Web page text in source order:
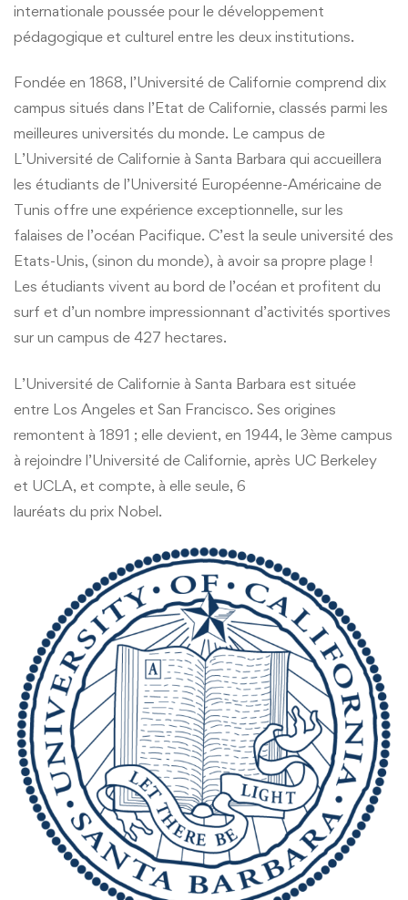
internationale poussée pour le développement
pédagogique et culturel entre les deux institutions.
Fondée en 1868, l’Université de Californie comprend dix
campus situés dans l’Etat de Californie, classés parmi les
meilleures universités du monde. Le campus de
L’Université de Californie à Santa Barbara qui accueillera
les étudiants de l’Université Européenne-Américaine de
Tunis offre une expérience exceptionnelle, sur les
falaises de l’océan Pacifique. C’est la seule université des
Etats-Unis, (sinon du monde), à avoir sa propre plage !
Les étudiants vivent au bord de l’océan et profitent du
surf et d’un nombre impressionnant d’activités sportives
sur un campus de 427 hectares.
L’Université de Californie à Santa Barbara est située
entre Los Angeles et San Francisco. Ses origines
remontent à 1891 ; elle devient, en 1944, le 3ème campus
à rejoindre l’Université de Californie, après UC Berkeley
et UCLA, et compte, à elle seule, 6
lauréats du prix Nobel.